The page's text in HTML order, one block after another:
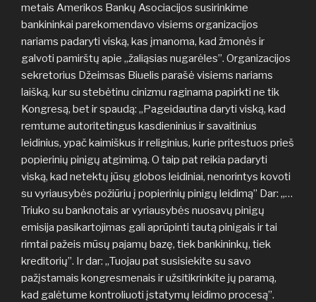
metais Amerikos Bankų Asociacijos susirinkime
bankininkai parekomendavo visiems organizacijos
nariams padaryti viską, kas įmanoma, kad žmonės ir
galvoti pamirštų apie „žaliąsias nugarėles”. Organizacijos
sekretorius Džeimsas Biuelis parašė visiems nariams
laišką, kur su stebėtinu cinizmu raginama papirkti ne tik
Kongresą, bet ir spaudą: „Pageidautina daryti viską, kad
remtume autoritetingus kasdieninius ir savaitinius
leidinius, ypač kaimiškus ir religinius, kurie pritestuos prieš
popierinių pinigų atgimimą. O taip pat reikia padaryti
viską, kad netektų jūsų globos leidiniai, nenorintys kovoti
su vyriausybės požiūriu į popierinių pinigų leidimą” Dar: „…
Triuko su banknotais ar vyriausybės nuosavų pinigų
emisija pasikartojimas gali aprūpinti tautą pinigais ir tai
rimtai pažeis mūsų pajamų bazę, tiek bankininkų, tiek
kreditorių”. Ir dar: „Tuojau pat susisiekite su savo
pažįstamais kongresmenais ir užsitikrinkite jų paramą,
kad galėtume kontroliuoti įstatymų leidimo procesą”.